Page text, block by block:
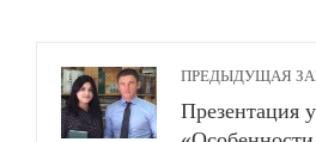
ПРЕДЫДУЩАЯ
Презентация